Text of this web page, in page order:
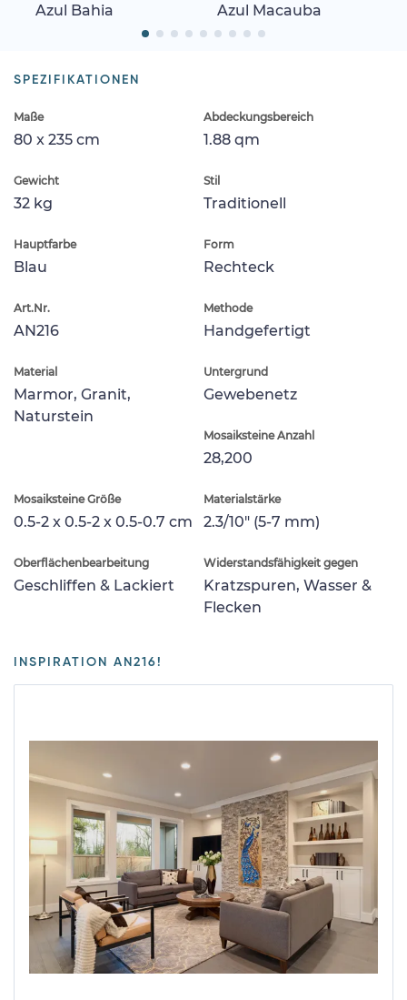
Azul Bahia Azul Macauba
SPEZIFIKATIONEN
Maße
80 x 235 cm
Abdeckungsbereich
1.88 qm
Gewicht
32 kg
Stil
Traditionell
Hauptfarbe
Blau
Form
Rechteck
Art.Nr.
AN216
Methode
Handgefertigt
Material
Marmor, Granit,
Naturstein
Untergrund
Gewebenetz
Mosaiksteine Anzahl
28,200
Mosaiksteine Größe
0.5-2 x 0.5-2 x 0.5-0.7 cm
Materialstärke
2.3/10" (5-7 mm)
Oberflächenbearbeitung
Geschliffen & Lackiert
Widerstandsfähigkeit gegen
Kratzspuren, Wasser &
Flecken
INSPIRATION AN216!